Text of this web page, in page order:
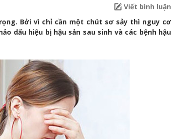
Viết bình luận
Bởi vì chỉ cần một chút sơ sảy thì nguy cơ
dấu hiệu bị hậu sản sau sinh và các bệnh hậu